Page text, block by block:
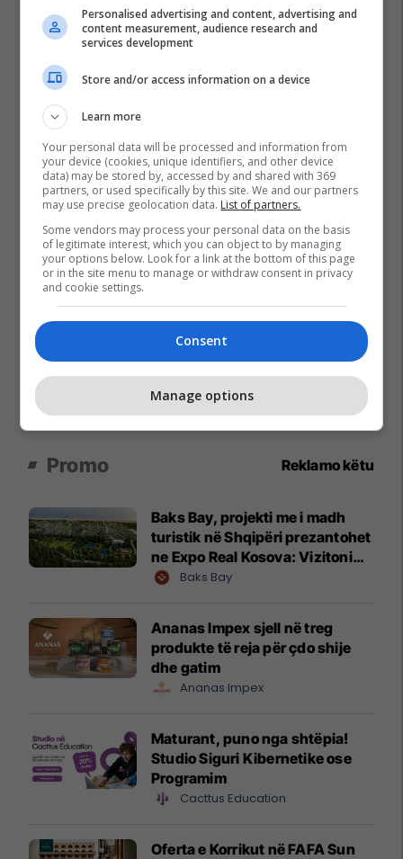
Promo Reklamo këtu
Baks Bay, projekti me i madh
turistik në Shqipëri prezantohet
ne Expo Real Kosova: Vizitoni
shtandin dhe zbuloni
Baks Bay
Ananas Impex sjell në treg
produkte të reja për çdo shije
dhe gatim
Ananas Impex
Maturant, puno nga shtëpia!
Studio Siguri Kibernetike ose
Programim
Cacttus Education
Oferta e Korrikut në FAFA Sun
Personalised advertising and content, advertising and
content measurement, audience research and
services development
Store and/or access information on a device
Learn more
Your personal data will be processed and information from
your device (cookies, unique identifiers, and other device
data) may be stored by, accessed by and shared with 369
partners, or used specifically by this site. We and our partners
may use precise geolocation data. List of partners.
Some vendors may process your personal data on the basis
of legitimate interest, which you can object to by managing
your options below. Look for a link at the bottom of this page
or in the site menu to manage or withdraw consent in privacy
and cookie settings.
Consent
Manage options